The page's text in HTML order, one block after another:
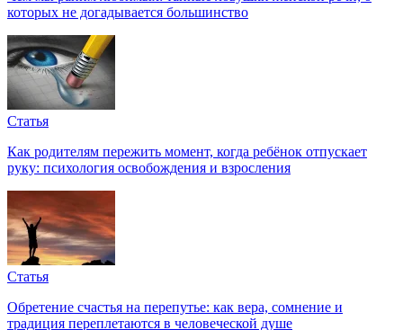
которых не догадывается большинство
Статья
Как родителям пережить момент, когда ребёнок отпускает
руку: психология освобождения и взросления
Статья
Обретение счастья на перепутье: как вера, сомнение и
традиция переплетаются в человеческой душе